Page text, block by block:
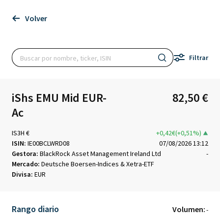
Volver
Filtrar
iShs EMU Mid EUR-
Ac
82,50 €
IS3H €
+0,42€(+0,51%)
ISIN: IE00BCLWRD08
07/08/2026 13:12
Gestora: BlackRock Asset Management Ireland Ltd
-
Mercado: Deutsche Boersen-Indices & Xetra-ETF
Divisa: EUR
Rango diario Volumen:-